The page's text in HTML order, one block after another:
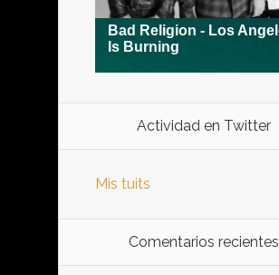
Actividad en Twitter
Mis tuits
Comentarios recientes